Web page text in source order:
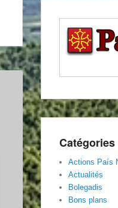
Catégories
Actions País
Actualités
Bolegadis
Bons plans